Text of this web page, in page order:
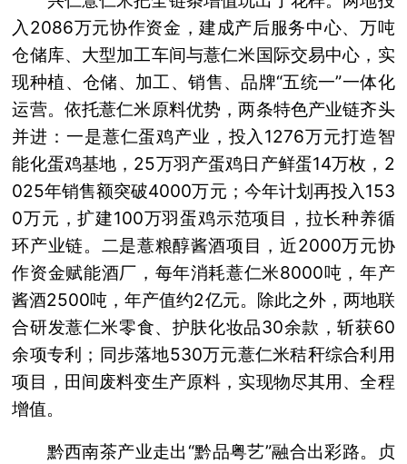
入2086万元协作资金，建成产后服务中心、万吨
仓储库、大型加工车间与薏仁米国际交易中心，实
现种植、仓储、加工、销售、品牌“五统一”一体化
运营。依托薏仁米原料优势，两条特色产业链齐头
并进：一是薏仁蛋鸡产业，投入1276万元打造智
能化蛋鸡基地，25万羽产蛋鸡日产鲜蛋14万枚，2
025年销售额突破4000万元；今年计划再投入153
0万元，扩建100万羽蛋鸡示范项目，拉长种养循
环产业链。二是薏粮醇酱酒项目，近2000万元协
作资金赋能酒厂，每年消耗薏仁米8000吨，年产
酱酒2500吨，年产值约2亿元。除此之外，两地联
合研发薏仁米零食、护肤化妆品30余款，斩获60
余项专利；同步落地530万元薏仁米秸秆综合利用
项目，田间废料变生产原料，实现物尽其用、全程
增值。
黔西南茶产业走出“黔品粤艺”融合出彩路。贞